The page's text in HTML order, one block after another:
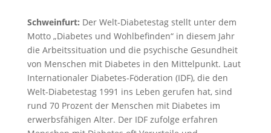
Schweinfurt: Der Welt-Diabetestag stellt unter dem
Motto „Diabetes und Wohlbefinden“ in diesem Jahr
die Arbeitssituation und die psychische Gesundheit
von Menschen mit Diabetes in den Mittelpunkt. Laut
Internationaler Diabetes-Föderation (IDF), die den
Welt-Diabetestag 1991 ins Leben gerufen hat, sind
rund 70 Prozent der Menschen mit Diabetes im
erwerbsfähigen Alter. Der IDF zufolge erfahren